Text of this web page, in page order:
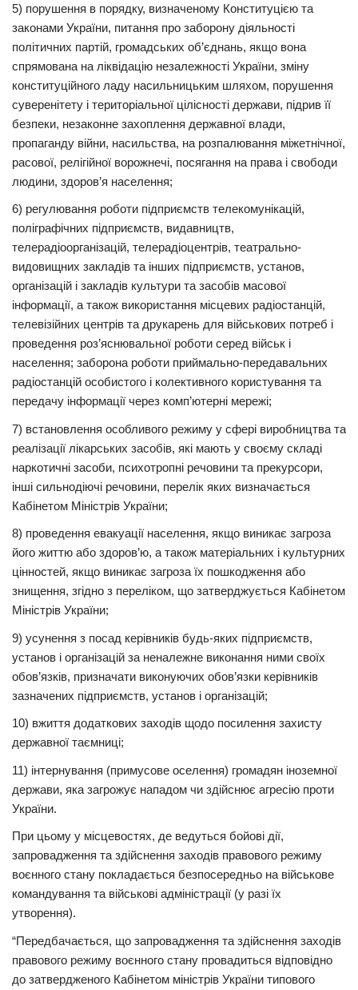
5) порушення в порядку, визначеному Конституцією та
законами України, питання про заборону діяльності
політичних партій, громадських об’єднань, якщо вона
спрямована на ліквідацію незалежності України, зміну
конституційного ладу насильницьким шляхом, порушення
суверенітету і територіальної цілісності держави, підрив її
безпеки, незаконне захоплення державної влади,
пропаганду війни, насильства, на розпалювання міжетнічної,
расової, релігійної ворожнечі, посягання на права і свободи
людини, здоров’я населення;
6) регулювання роботи підприємств телекомунікацій,
поліграфічних підприємств, видавництв,
телерадіоорганізацій, телерадіоцентрів, театрально-
видовищних закладів та інших підприємств, установ,
організацій і закладів культури та засобів масової
інформації, а також використання місцевих радіостанцій,
телевізійних центрів та друкарень для військових потреб і
проведення роз’яснювальної роботи серед військ і
населення; заборона роботи приймально-передавальних
радіостанцій особистого і колективного користування та
передачу інформації через комп’ютерні мережі;
7) встановлення особливого режиму у сфері виробництва та
реалізації лікарських засобів, які мають у своєму складі
наркотичні засоби, психотропні речовини та прекурсори,
інші сильнодіючі речовини, перелік яких визначається
Кабінетом Міністрів України;
8) проведення евакуації населення, якщо виникає загроза
його життю або здоров’ю, а також матеріальних і культурних
цінностей, якщо виникає загроза їх пошкодження або
знищення, згідно з переліком, що затверджується Кабінетом
Міністрів України;
9) усунення з посад керівників будь-яких підприємств,
установ і організацій за неналежне виконання ними своїх
обов’язків, призначати виконуючих обов’язки керівників
зазначених підприємств, установ і організацій;
10) вжиття додаткових заходів щодо посилення захисту
державної таємниці;
11) інтернування (примусове оселення) громадян іноземної
держави, яка загрожує нападом чи здійснює агресію проти
України.
При цьому у місцевостях, де ведуться бойові дії,
запровадження та здійснення заходів правового режиму
воєнного стану покладається безпосередньо на військове
командування та військові адміністрації (у разі їх
утворення).
“Передбачається, що запровадження та здійснення заходів
правового режиму воєнного стану провадиться відповідно
до затвердженого Кабінетом міністрів України типового